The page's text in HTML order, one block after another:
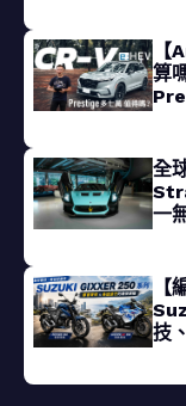
算
全
一
【
技